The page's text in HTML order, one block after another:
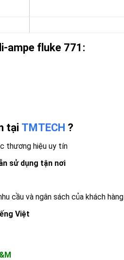
ampe fluke 771:
tại TMTECH ?
thương hiệu uy tín
sử dụng tận nơi
cầu và ngân sách của khách hàng
Việt